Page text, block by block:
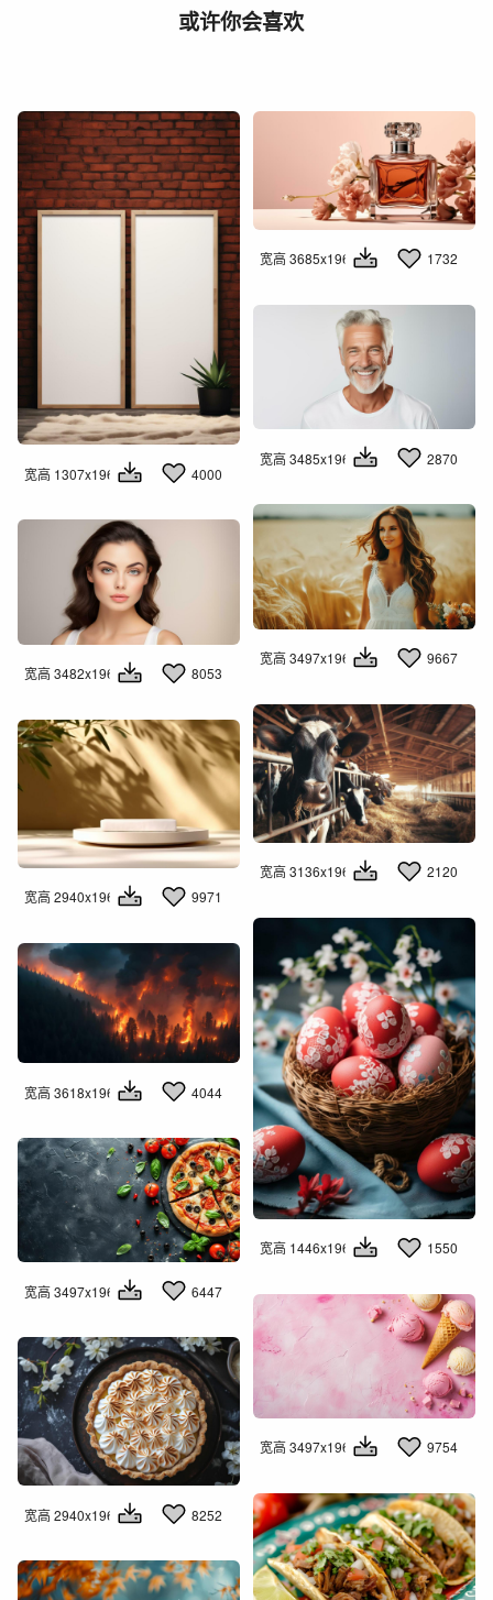
或许你会喜欢
宽高 1307x1960 4000
宽高 3685x1960 1732
宽高 3485x1960 2870
宽高 3497x1960
9667
宽高 3482x1960
8053
宽高 3136x1960
2120
宽高 2940x1960
9971
宽高 1446x1960 1550
宽高 3618x1960 4044
宽高 3497x1960 6447
宽高 3497x1960 9754
宽高 2940x1960 8252